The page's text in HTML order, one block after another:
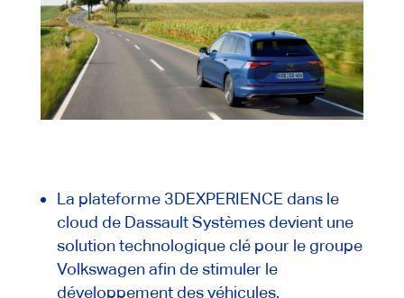
La plateforme 3DEXPERIENCE dans le
cloud de Dassault Systèmes devient une
solution technologique clé pour le groupe
Volkswagen afin de stimuler le
développement des véhicules.